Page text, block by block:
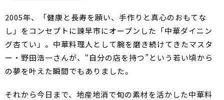
2005年、「健康と長寿を願い、手作りと真心のおもてな
し」をコンセプトに諫早市にオープンした「中華ダイニン
グ杏てい」。中華料理人として腕を磨き続けてきたマスタ
ー・野田浩一さんが、“自分の店を持つ”という若い頃から
の夢を叶えた瞬間でもありました。
それから今日まで、地産地消で旬の素材を活かした中華料